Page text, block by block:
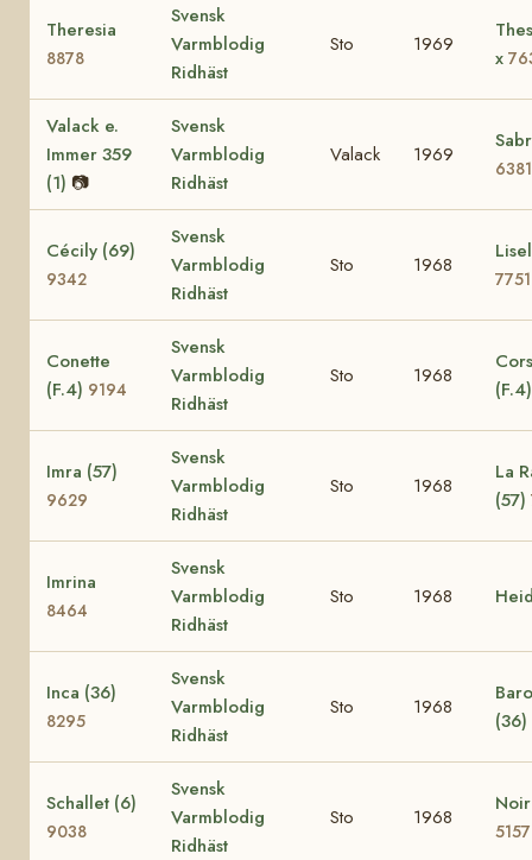
Theresia
8878
Svensk
Varmblodig
Ridhäst
Sto 1969
x
Valack e.
Immer 359
(1) 📷
Svensk
Varmblodig
Ridhäst
Valack 1969
6381
Cécily (69)
9342
Svensk
Varmblodig
Ridhäst
Sto 1968
7751
Conette
(F.4) 9194
Svensk
Varmblodig
Ridhäst
Sto 1968
Imra (57)
9629
Svensk
Varmblodig
Ridhäst
Sto 1968
La
(57)
Imrina
8464
Svensk
Varmblodig
Ridhäst
Sto 1968
Inca (36)
8295
Svensk
Varmblodig
Ridhäst
Sto 1968
(36)
Schallet (6)
9038
Svensk
Varmblodig
Ridhäst
Sto 1968
5157